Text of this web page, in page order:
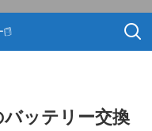
バッテリー交換